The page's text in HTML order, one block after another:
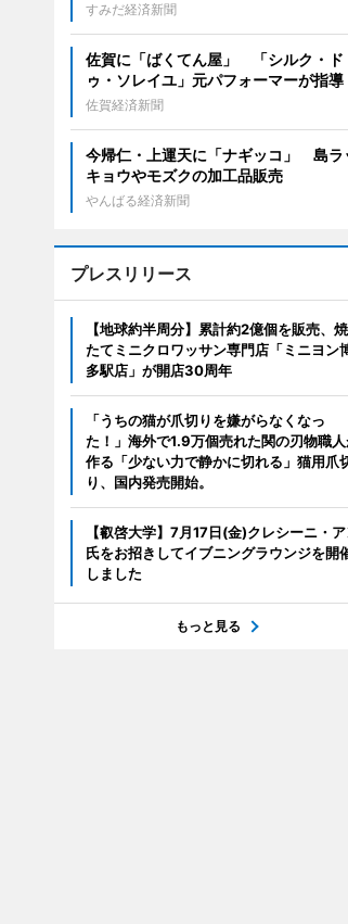
すみだ経済新聞
佐賀に「ばくてん屋」 「シルク・ド
ゥ・ソレイユ」元パフォーマーが指導
佐賀経済新聞
今帰仁・上運天に「ナギッコ」 島ラ
キョウやモズクの加工品販売
やんばる経済新聞
プレスリリース
【地球約半周分】累計約2億個を販売、
たてミニクロワッサン専門店「ミニヨン
多駅店」が開店30周年
「うちの猫が爪切りを嫌がらなくなっ
た！」海外で1.9万個売れた関の刃物職
作る「少ない力で静かに切れる」猫用爪
り、国内発売開始。
【叡啓大学】7月17日(金)クレシーニ・
氏をお招きしてイブニングラウンジを開
しました
もっと見る